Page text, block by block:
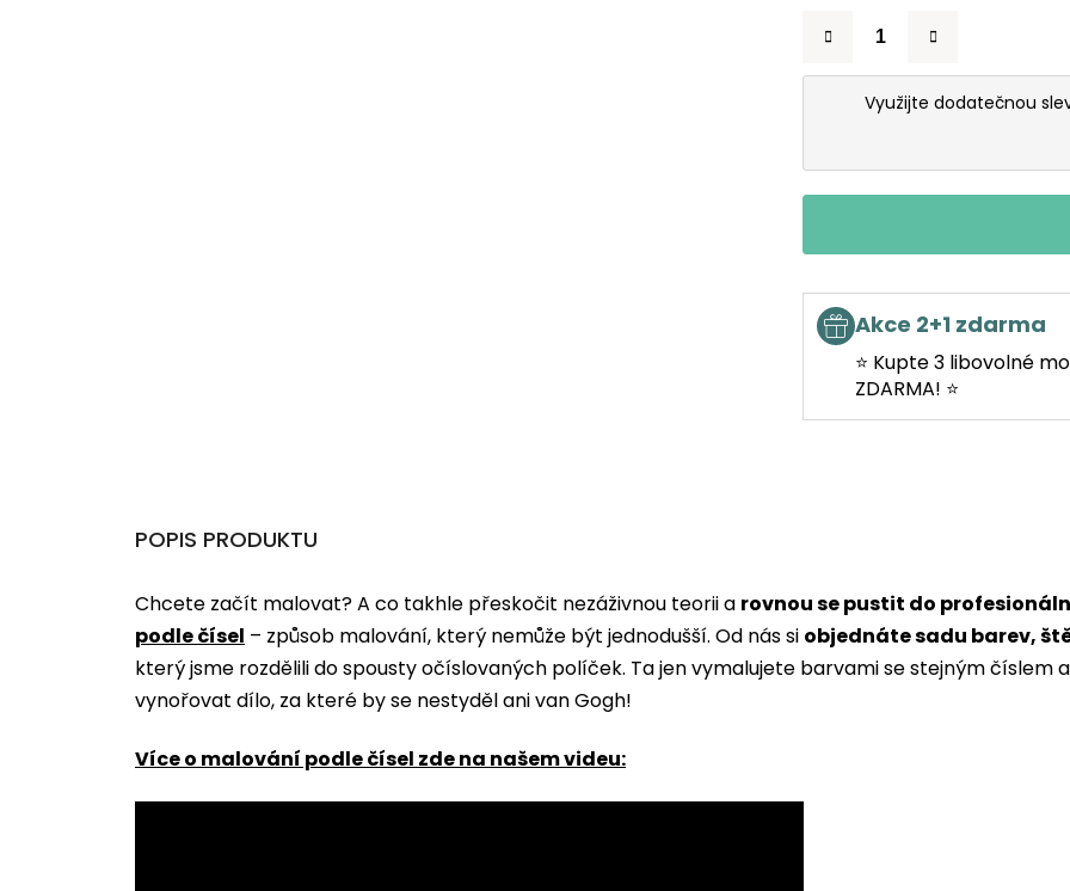
Využijte dodatečnou
Akce 2+1 zdarma
⭐ Kupte 3 libovolné
ZDARMA! ⭐
POPIS PRODUKTU
Chcete začít malovat? A co takhle přeskočit nezáživnou teorii a rovnou se pustit do
podle čísel ­­– způsob malování, který nemůže být jednodušší. Od nás si objednáte sadu barev,
který jsme rozdělili do spousty očíslovaných políček. Ta jen vymalujete barvami se stejným číslem
vynořovat dílo, za které by se nestyděl ani van Gogh!
Více o malování podle čísel zde na našem videu: